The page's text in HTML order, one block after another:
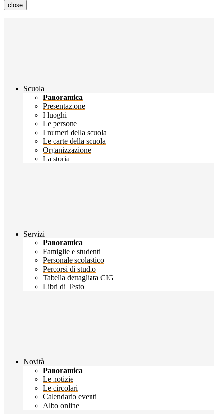
close
Scuola
Panoramica
Presentazione
I luoghi
Le persone
I numeri della scuola
Le carte della scuola
Organizzazione
La storia
Servizi
Panoramica
Famiglie e studenti
Personale scolastico
Percorsi di studio
Tabella dettagliata CIG
Libri di Testo
Novità
Panoramica
Le notizie
Le circolari
Calendario eventi
Albo online